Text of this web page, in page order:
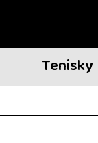
Tenisky